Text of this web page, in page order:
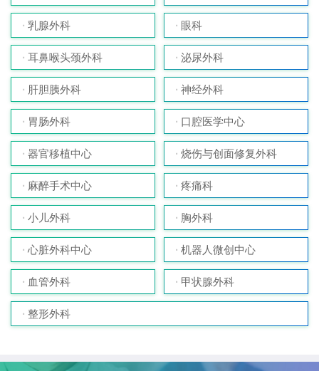
乳腺外科 眼科
耳鼻喉头颈外科 泌尿外科
肝胆胰外科 神经外科
胃肠外科 口腔医学中心
器官移植中心 烧伤与创面修复外科
麻醉手术中心 疼痛科
小儿外科 胸外科
心脏外科中心 机器人微创中心
血管外科 甲状腺外科
整形外科